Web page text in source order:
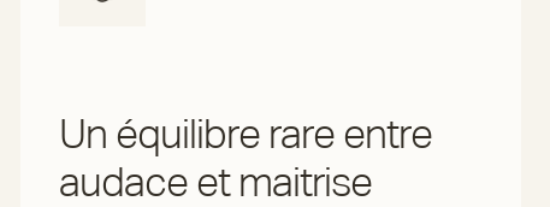
Un équilibre rare entre
audace et maitrise